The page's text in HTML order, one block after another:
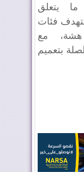
ما يتعلق
فئات
هشة، مع
بتعميم